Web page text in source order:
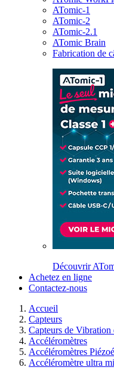
ATomic-1
ATomic-2
ATomic-2.1
ATomic Brain
Fabrication de
Découvrir
Achetez en ligne
Contactez-nous
Accueil
Capteurs
Capteurs de Vibration
Accéléromètres
Accéléromètres
Accéléromètre ultra